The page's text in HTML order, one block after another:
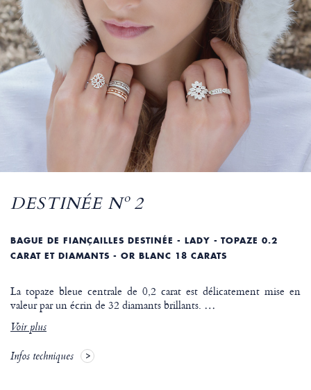
DESTINÉE Nº 2
BAGUE DE FIANÇAILLES DESTINÉE - LADY - TOPAZE 0.2
CARAT ET DIAMANTS - OR BLANC 18 CARATS
La topaze bleue centrale de 0,2 carat est délicatement mise en
valeur par un écrin de 32 diamants brillants. …
Voir plus
Infos techniques